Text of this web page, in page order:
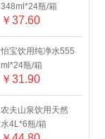
348ml*24瓶/箱
￥37.60
怡宝饮用纯净水555
ml*24瓶/箱
￥31.90
农夫山泉饮用天然
水4L*6瓶/箱